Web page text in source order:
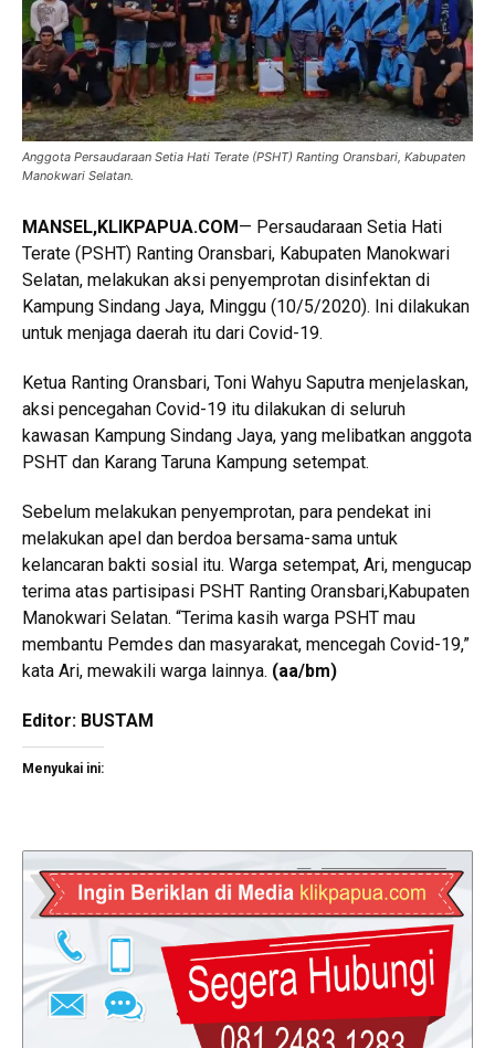
Anggota Persaudaraan Setia Hati Terate (PSHT) Ranting Oransbari, Kabupaten
Manokwari Selatan.
MANSEL,KLIKPAPUA.COM— Persaudaraan Setia Hati
Terate (PSHT) Ranting Oransbari, Kabupaten Manokwari
Selatan, melakukan aksi penyemprotan disinfektan di
Kampung Sindang Jaya, Minggu (10/5/2020). Ini dilakukan
untuk menjaga daerah itu dari Covid-19.
Ketua Ranting Oransbari, Toni Wahyu Saputra menjelaskan,
aksi pencegahan Covid-19 itu dilakukan di seluruh
kawasan Kampung Sindang Jaya, yang melibatkan anggota
PSHT dan Karang Taruna Kampung setempat.
Sebelum melakukan penyemprotan, para pendekat ini
melakukan apel dan berdoa bersama-sama untuk
kelancaran bakti sosial itu. Warga setempat, Ari, mengucap
terima atas partisipasi PSHT Ranting Oransbari,Kabupaten
Manokwari Selatan. “Terima kasih warga PSHT mau
membantu Pemdes dan masyarakat, mencegah Covid-19,”
kata Ari, mewakili warga lainnya. (aa/bm)
Editor: BUSTAM
Menyukai ini: